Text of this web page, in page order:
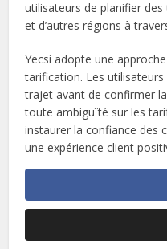
utilisateurs de planifier des
et d’autres régions à
Yecsi adopte une
tarification. Les
trajet avant de confirmer
toute ambiguïté sur les
instaurer la confiance des
une expérience client